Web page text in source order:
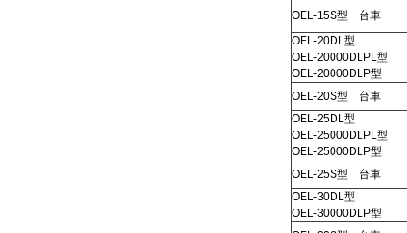
OEL-15S型 台車
OEL-20DL型
OEL-20000DLPL型
OEL-20000DLP型
OEL-20S型 台車
OEL-25DL型
OEL-25000DLPL型
OEL-25000DLP型
OEL-25S型 台車
OEL-30DL型
OEL-30000DLP型